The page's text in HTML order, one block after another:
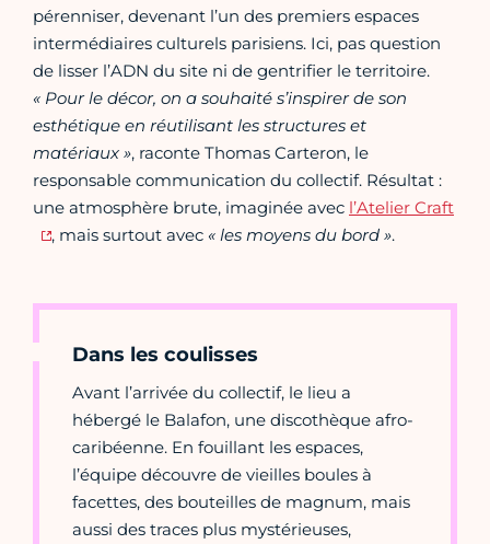
pérenniser, devenant l’un des premiers espaces
intermédiaires culturels parisiens. Ici, pas question
de lisser l’ADN du site ni de gentrifier le territoire.
« Pour le décor, on a souhaité s’inspirer de son
esthétique en réutilisant les structures et
matériaux », raconte Thomas Carteron, le
responsable communication du collectif. Résultat :
une atmosphère brute, imaginée avec l’Atelier Craft
, mais surtout avec « les moyens du bord ».
Dans les coulisses
Avant l’arrivée du collectif, le lieu a
hébergé le Balafon, une discothèque afro-
caribéenne. En fouillant les espaces,
l’équipe découvre de vieilles boules à
facettes, des bouteilles de magnum, mais
aussi des traces plus mystérieuses,